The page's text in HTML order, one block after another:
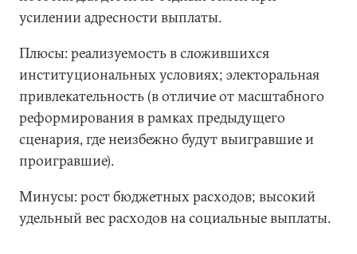
усилении адресности выплаты.
Плюсы: реализуемость в сложившихся
институциональных условиях; электоральная
привлекательность (в отличие от масштабного
реформирования в рамках предыдущего
сценария, где неизбежно будут выигравшие и
проигравшие).
Минусы: рост бюджетных расходов; высокий
удельный вес расходов на социальные выплаты.